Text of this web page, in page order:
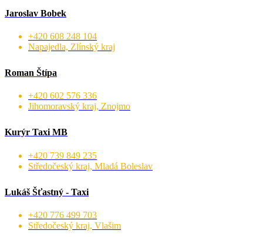
Jaroslav Bobek
+420 608 248 104
Napajedla, Zlínský kraj
Roman Štípa
+420 602 576 336
Jihomoravský kraj, Znojmo
Kurýr Taxi MB
+420 739 849 235
Středočeský kraj, Mladá Boleslav
Lukáš Šťastný - Taxi
+420 776 499 703
Středočeský kraj, Vlašim